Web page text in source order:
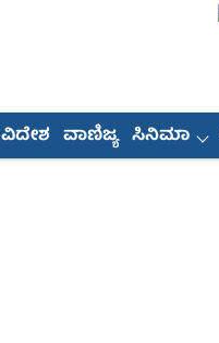
ವಿದೇಶ ವಾಣಿಜ್ಯ ಸಿನಿಮಾ